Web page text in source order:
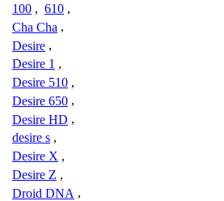
100 , 610 ,
Cha Cha ,
Desire ,
Desire 1 ,
Desire 510 ,
Desire 650 ,
Desire HD ,
desire s ,
Desire X ,
Desire Z ,
Droid DNA ,